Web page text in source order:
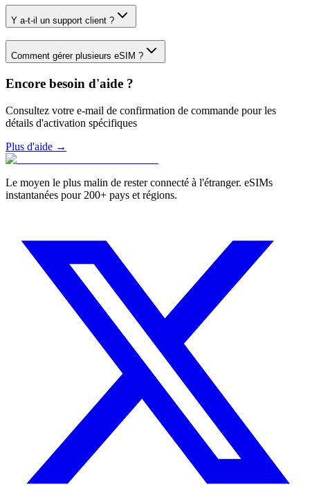
Y a-t-il un support client ?
Comment gérer plusieurs eSIM ?
Encore besoin d'aide ?
Consultez votre e-mail de confirmation de commande pour les
détails d'activation spécifiques
Plus d'aide →
Le moyen le plus malin de rester connecté à l'étranger. eSIMs
instantanées pour 200+ pays et régions.